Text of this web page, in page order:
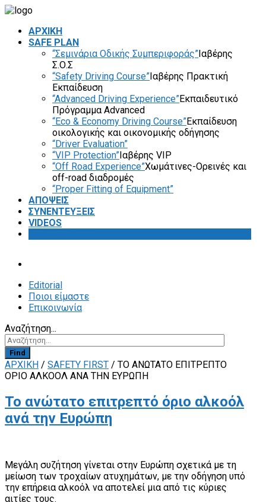
ΑΡΧΙΚΗ
SAFE PLAN
“Σεμινάρια Οδικής Συμπεριφοράς”Ιαβέρης
Σ.Ο.Σ
“Safety Driving Course”Ιαβέρης Πρακτική
Εκπαίδευση
“Advanced Driving Experience”Εκπαιδευτικό
Πρόγραμμα Advanced
“Eco & Economy Driving Course”Εκπαίδευση
οικολογικής και οικονομικής οδήγησης
“Driver Evaluation”
“VIP Protection”Ιαβέρης VIP
“Off Road Experience”Χωμάτινες-Ορεινές και
off-road διαδρομές
“Proper Fitting of Equipment”
ΑΠΟΨΕΙΣ
ΣΥΝΕΝΤΕΥΞΕΙΣ
VIDEOS
Editorial
Ποιοι είμαστε
Επικοινωνία
Αναζήτηση...
Find
ΑΡΧΙΚΗ / SAFETY FIRST / ΤΟ ΑΝΏΤΑΤΟ ΕΠΙΤΡΕΠΤΌ
ΌΡΙΟ ΑΛΚΟΌΛ ΑΝΆ ΤΗΝ ΕΥΡΏΠΗ
Το ανώτατο επιτρεπτό όριο αλκοόλ
ανά την Ευρώπη
Μεγάλη συζήτηση γίνεται στην Ευρώπη σχετικά με τη
μείωση των τροχαίων ατυχημάτων, με την οδήγηση υπό
την επήρεια αλκοόλ να αποτελεί μια από τις κύριες
αιτίες τους.